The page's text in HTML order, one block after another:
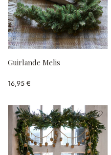
Guirlande Melis
16,95 €